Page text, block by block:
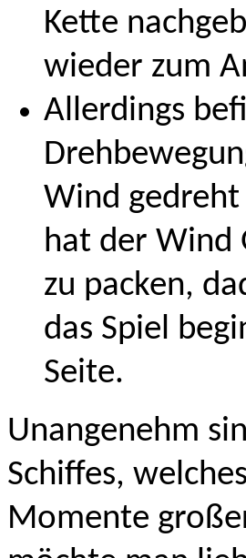
Kette
wieder zum
Allerdings
Wind
hat der Wind
zu packen,
das Spiel
Seite.
Unangenehm
Schiffes,
Momente